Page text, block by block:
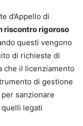
d’Appello di
riscontro rigoroso
questi vengono
di richieste di
che il licenziamento
di gestione
sanzionare
legati